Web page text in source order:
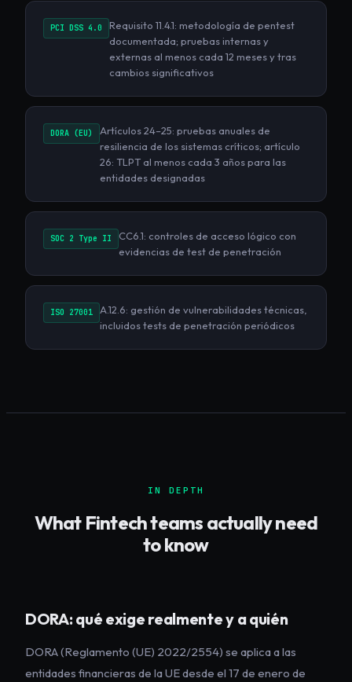
PCI DSS 4.0
Requisito 11.4.1: metodología de pentest
documentada; pruebas internas y
externas al menos cada 12 meses y tras
cambios significativos
DORA (EU)
Artículos 24–25: pruebas anuales de
resiliencia de los sistemas críticos; artículo
26: TLPT al menos cada 3 años para las
entidades designadas
SOC 2 Type II
CC6.1: controles de acceso lógico con
evidencias de test de penetración
ISO 27001
A.12.6: gestión de vulnerabilidades técnicas,
incluidos tests de penetración periódicos
IN DEPTH
What Fintechteams actually need
to know
DORA: qué exige realmente y a quién
DORA (Reglamento (UE) 2022/2554) se aplica a las
entidades financieras de la UE desde el 17 de enero de